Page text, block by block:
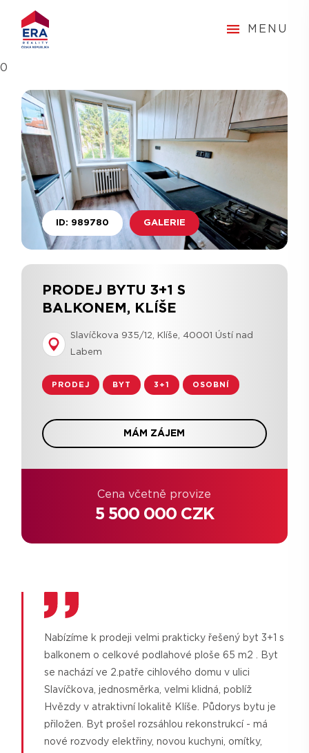
MENU
0
ID: 989780 GALERIE
PRODEJ BYTU 3+1 S
BALKONEM, KLÍŠE
Slavíčkova 935/12, Klíše, 40001 Ústí nad
Labem
PRODEJ BYT 3+1 OSOBNÍ
MÁM ZÁJEM
Cena včetně provize
5 500 000 CZK
Nabízíme k prodeji velmi prakticky řešený byt 3+1 s
balkonem o celkové podlahové ploše 65 m2 . Byt
se nachází ve 2.patře cihlového domu v ulici
Slavíčkova, jednosměrka, velmi klidná, poblíž
Hvězdy v atraktivní lokalitě Klíše. Půdorys bytu je
přiložen. Byt prošel rozsáhlou rekonstrukcí - má
nové rozvody elektřiny, novou kuchyni, omítky,